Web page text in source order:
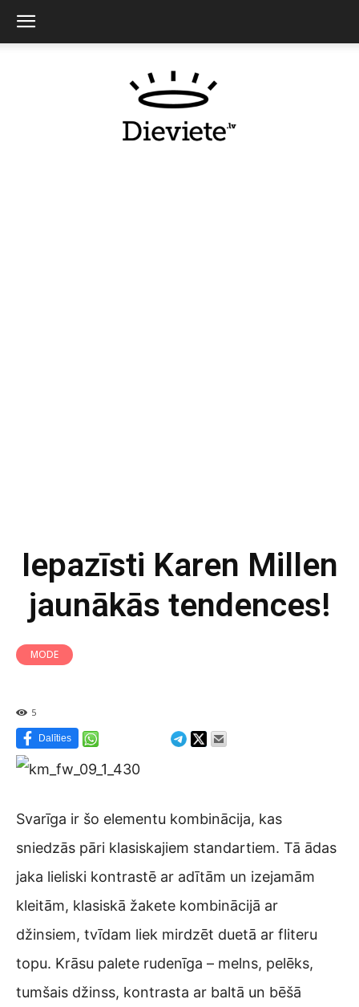
Iepazīsti Karen Millen
jaunākās tendences!
MODE
5
Dalīties
Svarīga ir šo elementu kombinācija, kas
sniedzās pāri klasiskajiem standartiem. Tā ādas
jaka lieliski kontrastē ar adītām un izejamām
kleitām, klasiskā žakete kombinācijā ar
džinsiem, tvīdam liek mirdzēt duetā ar fliteru
topu. Krāsu palete rudenīga – melns, pelēks,
tumšais džinss, kontrasta ar baltā un bēšā